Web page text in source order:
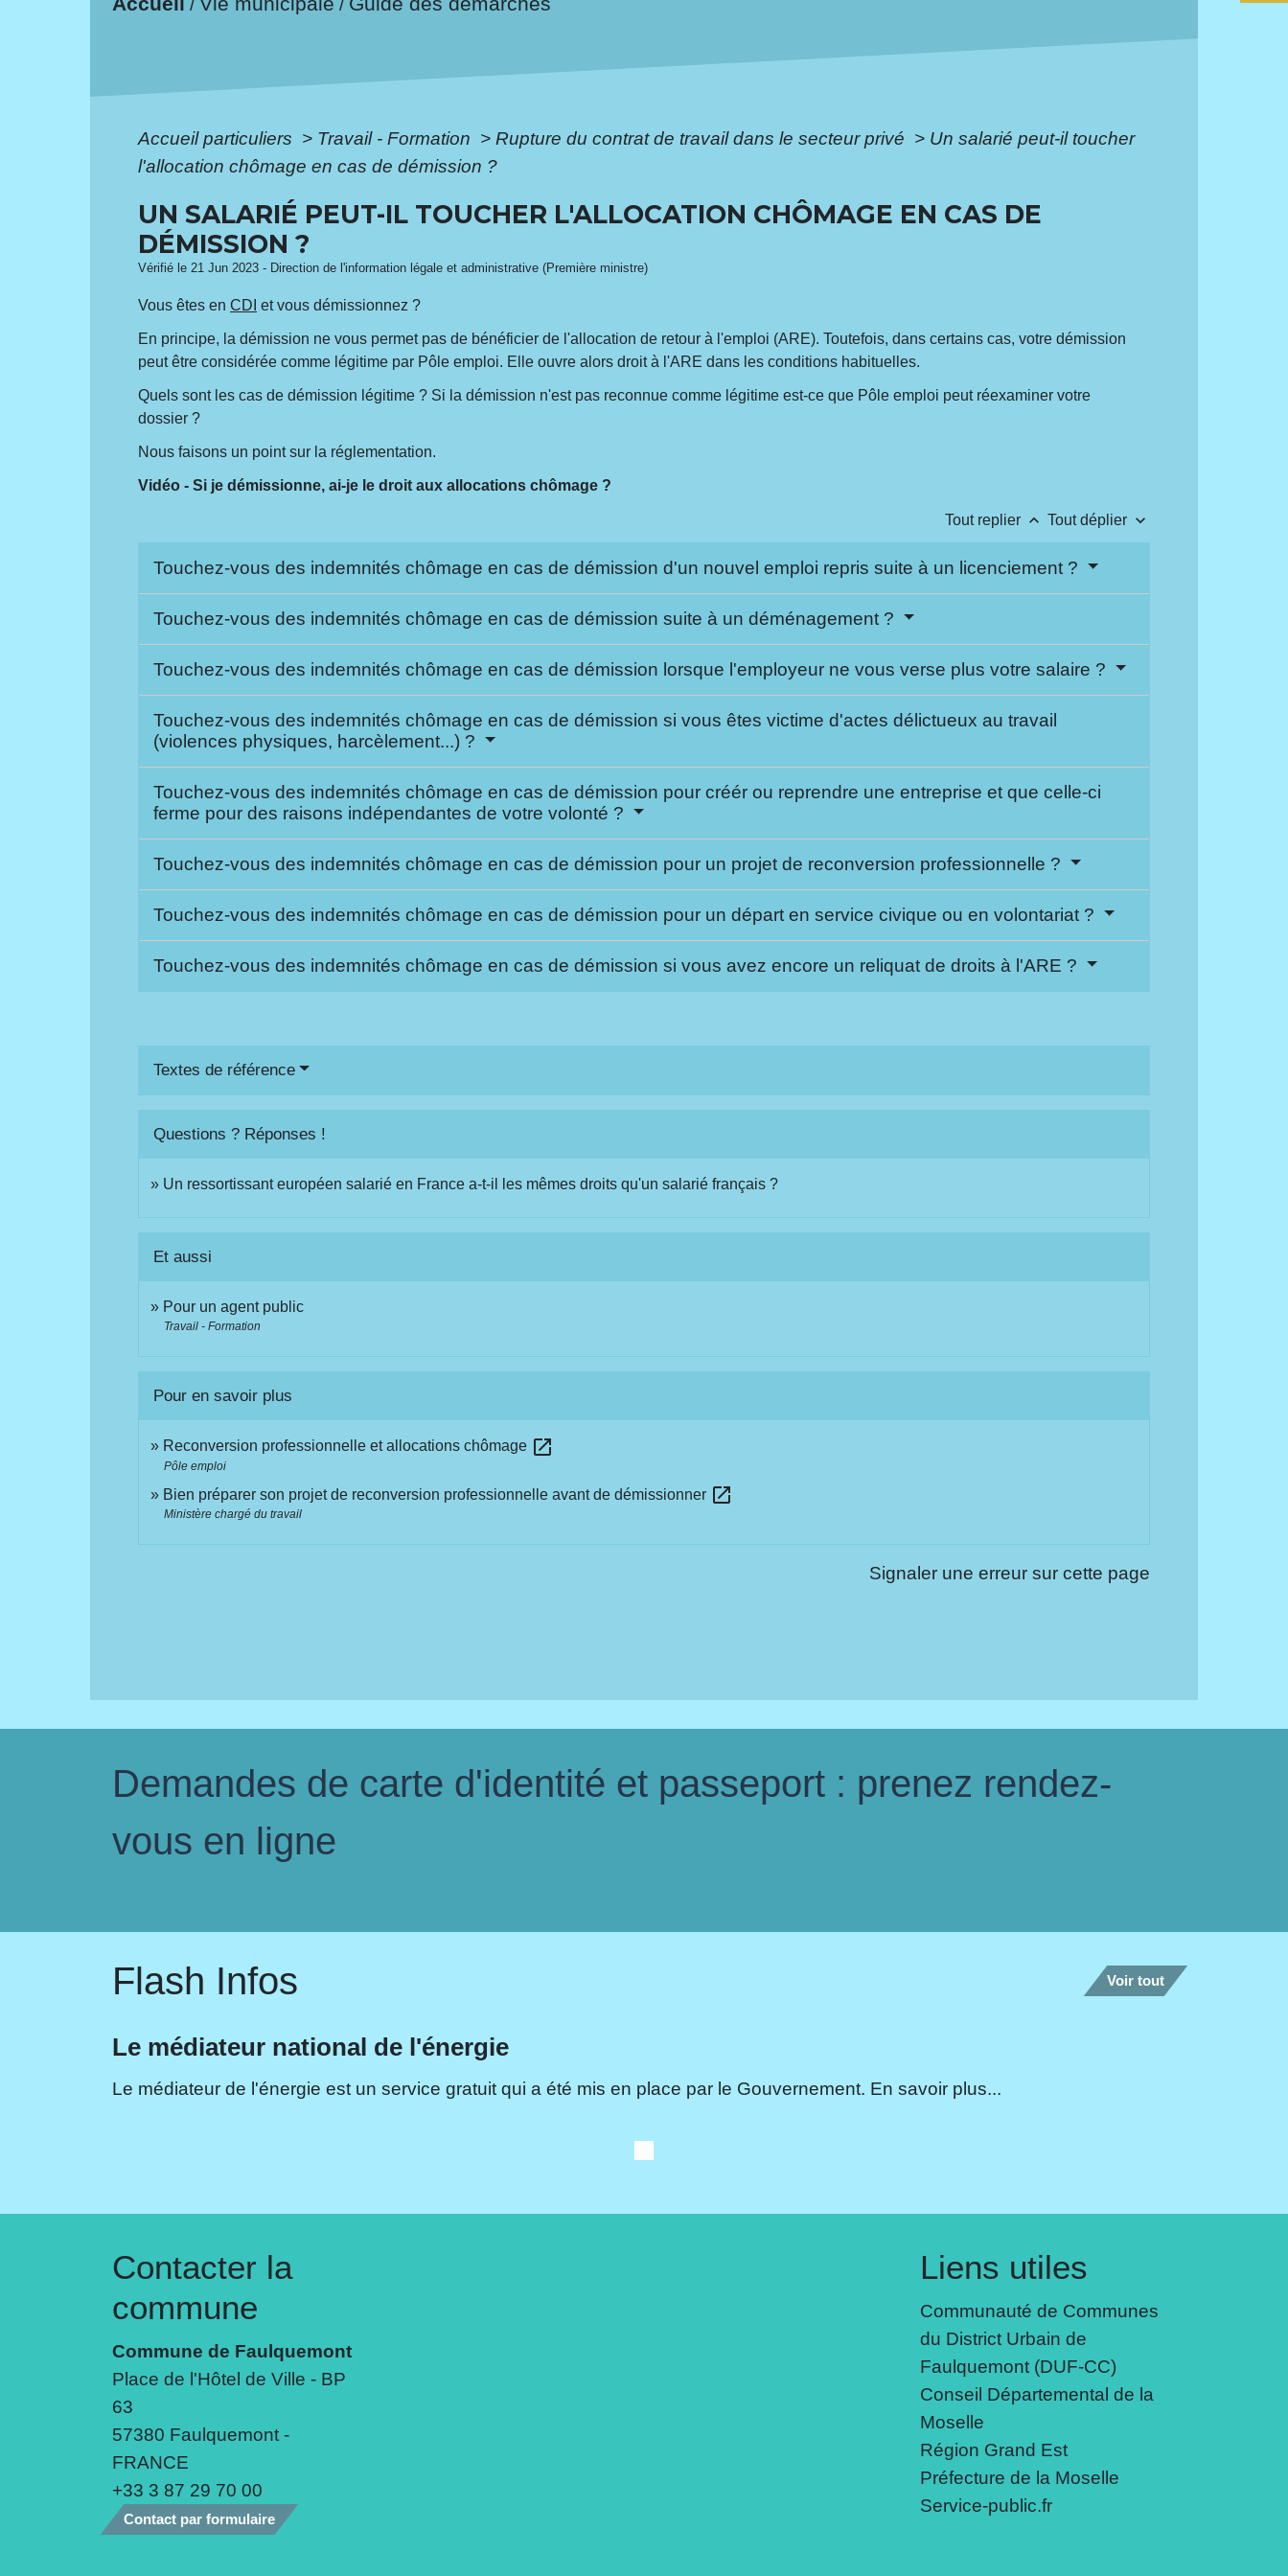
/ /
Accueil particuliers > Travail - Formation > Rupture du contrat de travail dans le secteur privé > Un salarié peut-il toucher
l'allocation chômage en cas de démission ?
UN SALARIÉ PEUT-IL TOUCHER L'ALLOCATION CHÔMAGE EN CAS DE
DÉMISSION ?
Vérifié le 21 Jun 2023 - Direction de l'information légale et administrative (Première ministre)
Vous êtes enCDI et vous démissionnez ?
En principe, la démission ne vous permet pas de bénéficier de l'allocation de retour à l'emploi (ARE). Toutefois, dans certains cas, votre démission
peut être considérée comme légitime par Pôle emploi. Elle ouvre alors droit à l'ARE dans les conditions habituelles.
Quels sont les cas de démission légitime ? Si la démission n'est pas reconnue comme légitime est-ce que Pôle emploi peut réexaminer votre
dossier ?
Nous faisons un point sur la réglementation.
Vidéo - Si je démissionne, ai-je le droit aux allocations chômage ?
Tout replier keyboard_arrow_up Tout déplier keyboard_arrow_down
Touchez-vous des indemnités chômage en cas de démission d'un nouvel emploi repris suite à un licenciement ?
Touchez-vous des indemnités chômage en cas de démission suite à un déménagement ?
Touchez-vous des indemnités chômage en cas de démission lorsque l'employeur ne vous verse plus votre salaire ?
Touchez-vous des indemnités chômage en cas de démission si vous êtes victime d'actes délictueux au travail
(violences physiques, harcèlement...) ?
Touchez-vous des indemnités chômage en cas de démission pour créér ou reprendre une entreprise et que celle-ci
ferme pour des raisons indépendantes de votre volonté ?
Touchez-vous des indemnités chômage en cas de démission pour un projet de reconversion professionnelle ?
Touchez-vous des indemnités chômage en cas de démission pour un départ en service civique ou en volontariat ?
Touchez-vous des indemnités chômage en cas de démission si vous avez encore un reliquat de droits à l'ARE ?
Textes de référence
Questions ? Réponses !
Un ressortissant européen salarié en France a-t-il les mêmes droits qu'un salarié français ?
Et aussi
Pour un agent public
Travail - Formation
Pour en savoir plus
Reconversion professionnelle et allocations chômage open_in_new
Pôle emploi
Bien préparer son projet de reconversion professionnelle avant de démissionner open_in_new
Ministère chargé du travail
Signaler une erreur sur cette page
Demandes de carte d'identité et passeport : prenez rendez-
vous en ligne
Flash Infos Voir tout
Le médiateur national de l'énergie
Le médiateur de l'énergie est un service gratuit qui a été mis en place par le Gouvernement. En savoir plus...
Contacter la
commune
Commune de Faulquemont
Place de l'Hôtel de Ville - BP
63
57380 Faulquemont -
FRANCE
+33 3 87 29 70 00
Contact par formulaire
Liens utiles
Communauté de Communes
du District Urbain de
Faulquemont (DUF-CC)
Conseil Départemental de la
Moselle
Région Grand Est
Préfecture de la Moselle
Service-public.fr